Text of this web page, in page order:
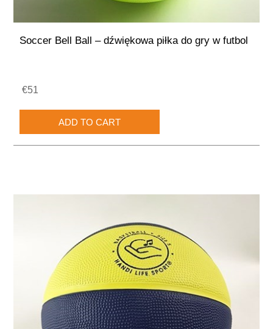
Soccer Bell Ball – dźwiękowa piłka do gry w futbol
€51